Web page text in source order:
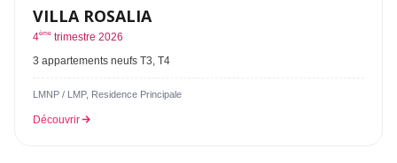
VILLA ROSALIA
4ème trimestre 2026
3 appartements neufs T3, T4
LMNP / LMP, Residence Principale
Découvrir